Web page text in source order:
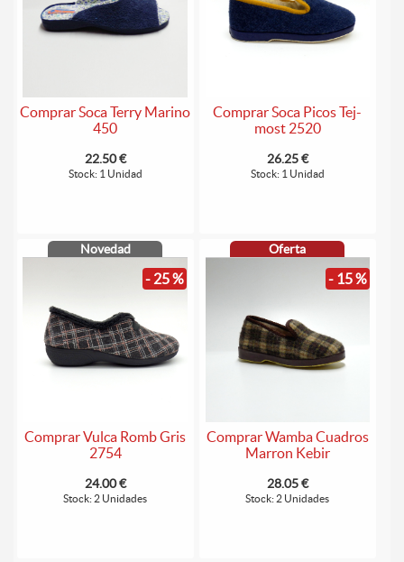
Comprar Soca Terry Marino
450
22.50 €
Stock: 1 Unidad
Comprar Soca Picos Tej-
most 2520
26.25 €
Stock: 1 Unidad
Novedad
- 25 %
Comprar Vulca Romb Gris
2754
24.00 €
Stock: 2 Unidades
Oferta
- 15 %
Comprar Wamba Cuadros
Marron Kebir
28.05 €
Stock: 2 Unidades